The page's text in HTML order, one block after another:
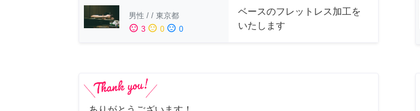
男性 / / 東京都
sentiment_satisfied 3 sentiment_neutral 0 sentiment_dissatisfied 0
ベースのフレットレス加工を
いたします